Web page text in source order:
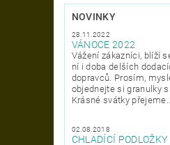
NOVINKY
28.11.2022
VÁNOCE 2022
Vážení zákazníci, blíží
ní i doba delších
dopravců. Prosím,
objednejte si granulky
Krásné svátky
02.08.2018
CHLADÍCÍ PODLOŽKY